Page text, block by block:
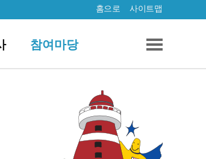
홈으로 사이트맵
참여마당